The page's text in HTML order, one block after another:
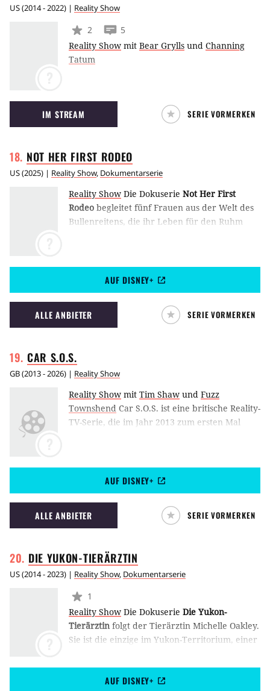
US(2014 - 2022) | Reality Show
2
5
Reality Show mit Bear Grylls und Channing
Tatum
IM STREAM SERIE VORMERKEN
NOT HER FIRST RODEO
US(2025) | Reality Show, Dokumentarserie
Reality Show Die Dokuserie Not Her First
Rodeo begleitet fünf Frauen aus der Welt des
Bullenreitens, die ihr Leben für den Ruhm
AUF DISNEY+
ALLE ANBIETER SERIE VORMERKEN
CAR S.O.S.
GB(2013 - 2026) | Reality Show
Reality Show mit Tim Shaw und Fuzz
Townshend Car S.O.S. ist eine britische Reality-
TV-Serie, die im Jahr 2013 zum ersten Mal
AUF DISNEY+
ALLE ANBIETER SERIE VORMERKEN
DIE YUKON-TIERÄRZTIN
US(2014 - 2023) | Reality Show, Dokumentarserie
1
Reality Show Die Dokuserie Die Yukon-
Tierärztin folgt der Tierärztin Michelle Oakley.
Sie ist die einzige im Yukon-Territorium, einer
verläuft nie einem geregelten Ablauf, denn
die Tierwelt hält immer wieder
AUF DISNEY+